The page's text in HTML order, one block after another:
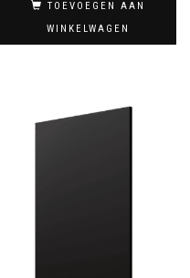
TOEVOEGEN AAN
WINKELWAGEN